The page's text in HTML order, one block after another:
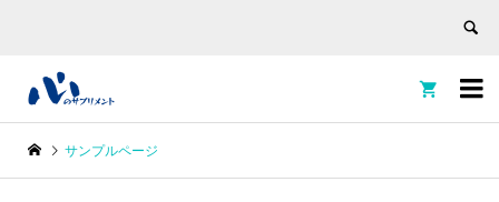


サンプルページ